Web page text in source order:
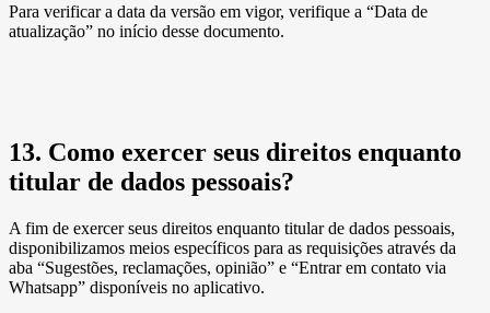
Para verificar a data da versão em vigor, verifique a “Data de
atualização” no início desse documento.
13. Como exercer seus direitos enquanto
titular de dados pessoais?
A fim de exercer seus direitos enquanto titular de dados pessoais,
disponibilizamos meios específicos para as requisições através da
aba “Sugestões, reclamações, opinião” e “Entrar em contato via
Whatsapp” disponíveis no aplicativo.